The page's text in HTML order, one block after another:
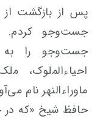
پس از بازگشت از
جست‌وجو کردم.
جست‌وجو را به
ماوراءالنهر نام
حافظ شیخ «که در